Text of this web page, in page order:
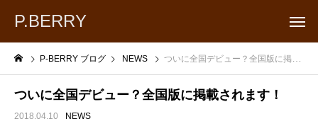
P.BERRY
P-BERRY ブログ NEWS ついに全国デビュー？全国版に掲載されます！
ついに全国デビュー？全国版に掲載されます！
2018.04.10 NEWS